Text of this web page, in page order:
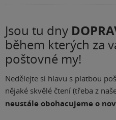
Jsou tu dny
během kterých za
poštovné my!
Nedělejte si hlavu s platbou
nějaké skvělé čtení (třeba z
neustále obohacujeme o